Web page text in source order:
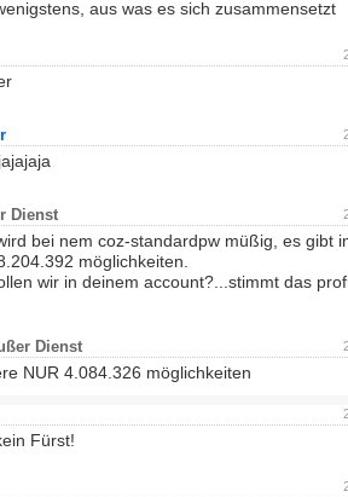
aus was es sich zusammensetzt
Dienst
bei nem coz-standardpw müßig, es gibt
möglichkeiten.
wir in deinem account?...stimmt das
Dienst
NUR 4.084.326 möglichkeiten
Fürst!